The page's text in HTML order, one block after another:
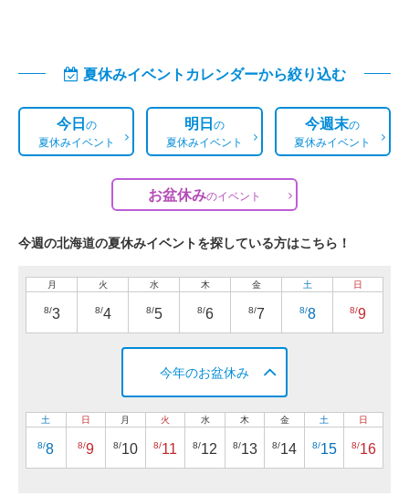
夏休みイベントカレンダーから絞り込む
今日の
夏休みイベント
明日の
夏休みイベント
今週末の
夏休みイベント
お盆休みのイベント
今週の北海道の夏休みイベントを探している方はこちら！
月
8/3
火
8/4
水
8/5
木
8/6
金
8/7
土
8/8
日
8/9
今年のお盆休み
土
8/8
日
8/9
月
8/10
火
8/11
水
8/12
木
8/13
金
8/14
土
8/15
日
8/16